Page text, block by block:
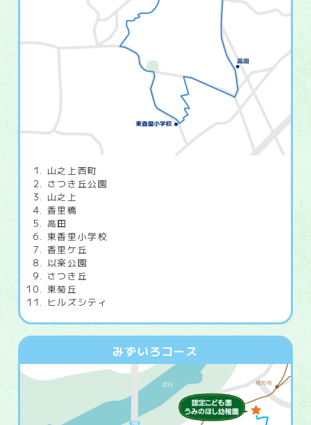
山之上西町
さつき丘公園
山之上
香里橋
高田
東香里小学校
香里ケ丘
以楽公園
さつき丘
東菊丘
ヒルズシティ
みずいろコース